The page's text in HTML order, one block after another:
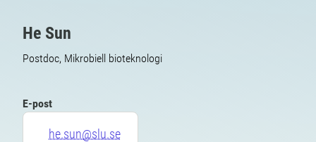
He Sun
Postdoc, Mikrobiell bioteknologi
E-post
he.sun@slu.se